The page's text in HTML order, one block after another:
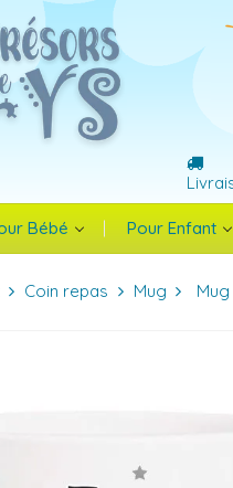
Bébé Pour Enfant
Coin repas Mug